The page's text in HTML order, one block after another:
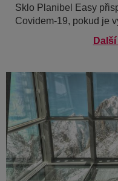
Sklo Planibel Easy
Covidem-19, pokud je